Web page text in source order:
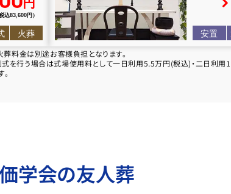
円
税込83 600円）
火葬 安置
料金は別途お客様負担となります。
行う場合は式場使用料として一日利用5.5万円(税込)・二日利用
学会の友人葬